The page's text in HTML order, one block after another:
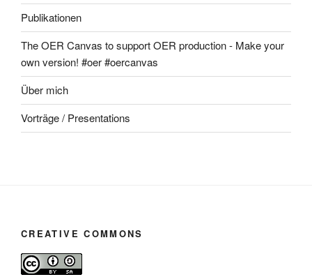
Publikationen
The OER Canvas to support OER production - Make your
own version! #oer #oercanvas
Über mich
Vorträge / Presentations
CREATIVE COMMONS